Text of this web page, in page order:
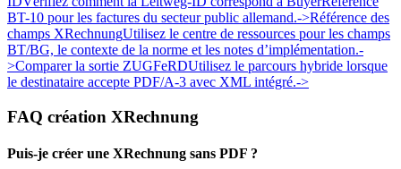
BT-10 pour les factures du secteur public allemand.->Référence des
champs XRechnungUtilisez le centre de ressources pour les champs
BT/BG, le contexte de la norme et les notes d’implémentation.-
>Comparer la sortie ZUGFeRDUtilisez le parcours hybride lorsque
le destinataire accepte PDF/A-3 avec XML intégré.->
FAQ création XRechnung
Puis-je créer une XRechnung sans PDF ?